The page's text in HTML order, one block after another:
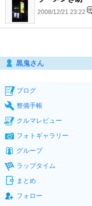
2008/12/21 23:22
黒鬼さん
ブログ
整備手帳
クルマレビュー
フォトギャラリー
グループ
ラップタイム
まとめ
フォロー